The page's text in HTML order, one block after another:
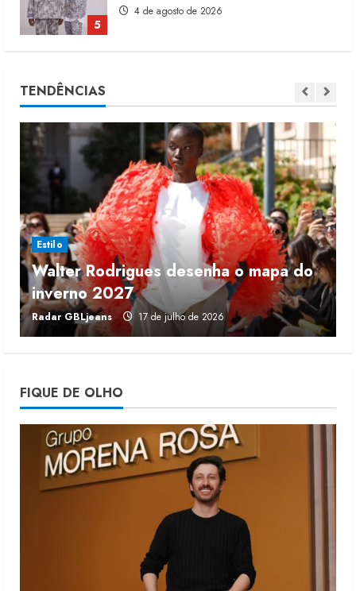
1
7 de agosto de 2026
2
3
Renata Caixeta assume Movimento
Sou de Algodão
5 de agosto de 2026
4
Fakini prevê R$345 milhões de
receita em 2026
4 de agosto de 2026
5
Projeto testa passaporte digital na
moda nacional
4 de agosto de 2026
TENDÊNCIAS
Estilo
Walter Rodrigues desenha o mapa do
inverno 2027
Radar GBLjeans 17 de julho de 2026
FIQUE DE OLHO